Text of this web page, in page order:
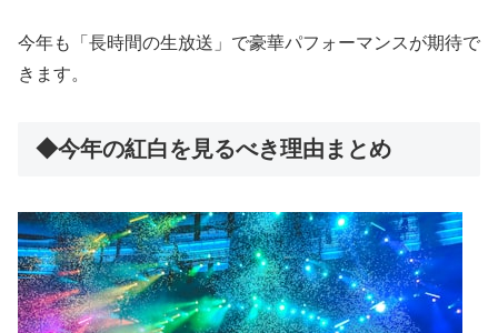
今年も「長時間の生放送」で豪華パフォーマンスが期待で
きます。
◆今年の紅白を見るべき理由まとめ